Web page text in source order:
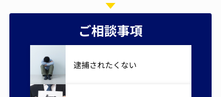
ご相談事項
逮捕されたくない